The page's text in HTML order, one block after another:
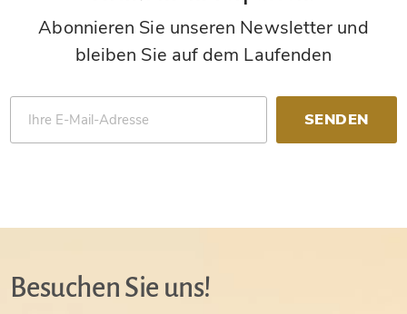
Abonnieren Sie unseren Newsletter und
bleiben Sie auf dem Laufenden
SENDEN
Besuchen Sie uns!